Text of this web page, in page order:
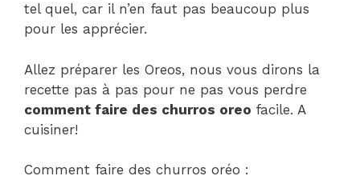
tel quel, car il n’en faut pas beaucoup plus
pour les apprécier.
Allez préparer les Oreos, nous vous dirons la
recette pas à pas pour ne pas vous perdre
comment faire des churros oreo facile. A
cuisiner!
Comment faire des churros oréo :